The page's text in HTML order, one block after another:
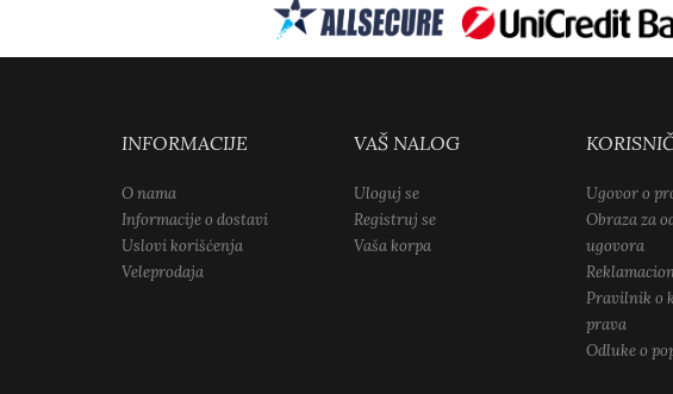
INFORMACIJE
O nama
Informacije o dostavi
Uslovi korišćenja
Veleprodaja
VAŠ NALOG
Uloguj se
Registruj se
Vaša korpa
Ugovor o
Obraza za
ugovora
Pravilnik o
prava
Odluke o